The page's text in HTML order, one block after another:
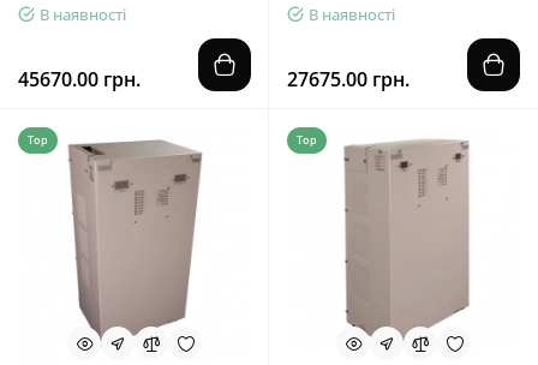
В наявності
45670.00 грн.
В наявності
27675.00 грн.
Top Top